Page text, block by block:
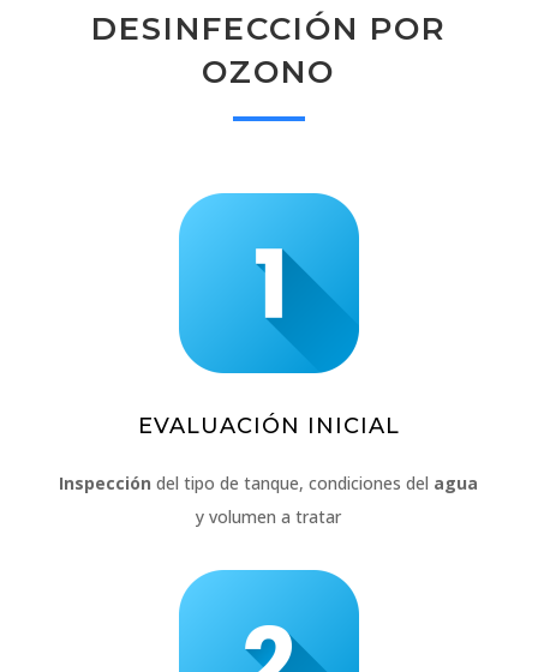
DESINFECCIÓN POR
OZONO
EVALUACIÓN INICIAL
Inspección del tipo de tanque, condiciones del agua
y volumen a tratar